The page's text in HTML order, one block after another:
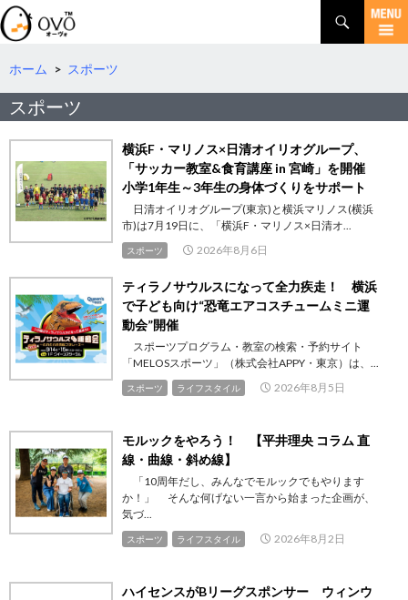
検
索
コ
テ
へ
移
ホーム > スポーツ
スポーツ
横浜F・マリノス×日清オイリオグループ、
「サッカー教室&食育講座 in 宮崎」を開催
小学1年生～3年生の身体づくりをサポート
日清オイリオグループ(東京)と横浜マリノス(横浜
市)は7月19日に、「横浜F・マリノス×日清オ...
スポーツ 2026年8月6日
ティラノサウルスになって全力疾走！ 横浜
で子ども向け“恐竜エアコスチュームミニ運
動会”開催
スポーツプログラム・教室の検索・予約サイト
「MELOSスポーツ」（株式会社APPY・東京）は、...
スポーツ ライフスタイル 2026年8月5日
モルックをやろう！ 【平井理央 コラム 直
線・曲線・斜め線】
「10周年だし、みんなでモルックでもやります
か！」 そんな何げない一言から始まった企画が、
気づ...
スポーツ ライフスタイル 2026年8月2日
ハイセンスがBリーグスポンサー ウィンウ